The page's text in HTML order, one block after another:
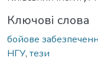
Ключові слова
бойове
НГУ, тези